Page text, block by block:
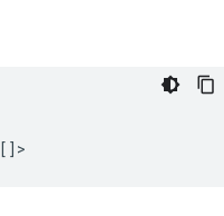
[] >